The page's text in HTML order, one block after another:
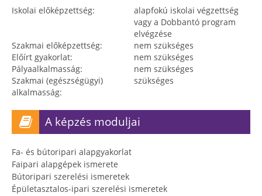
Iskolai előképzettség:
alapfokú iskolai végzettség
vagy a Dobbantó program
elvégzése
Szakmai előképzettség:
nem szükséges
Előírt gyakorlat:
nem szükséges
Pályaalkalmasság:
nem szükséges
Szakmai (egészségügyi)
alkalmasság:
szükséges
A képzés moduljai
Fa- és bútoripari alapgyakorlat
Faipari alapgépek ismerete
Bútoripari szerelési ismeretek
Épületasztalos-ipari szerelési ismeretek